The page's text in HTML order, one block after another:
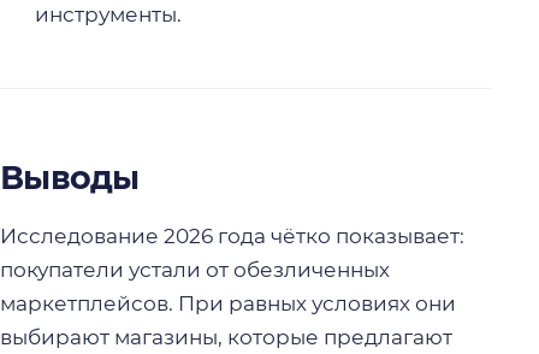
инструменты.
Выводы
Исследование 2026 года чётко показывает:
покупатели устали от обезличенных
маркетплейсов. При равных условиях они
выбирают магазины, которые предлагают